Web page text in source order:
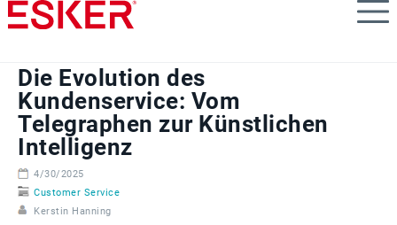
Skip
to
content
Die Evolution des
Kundenservice: Vom
Telegraphen zur Künstlichen
Intelligenz
4/30/2025
Customer Service
Kerstin Hanning